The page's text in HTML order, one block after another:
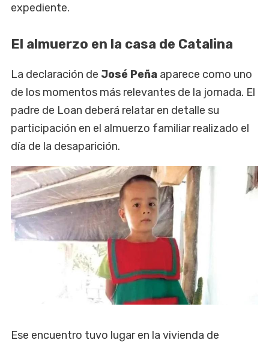
expediente.
El almuerzo en la casa de Catalina
La declaración de José Peña aparece como uno
de los momentos más relevantes de la jornada. El
padre de Loan deberá relatar en detalle su
participación en el almuerzo familiar realizado el
día de la desaparición.
Ese encuentro tuvo lugar en la vivienda de